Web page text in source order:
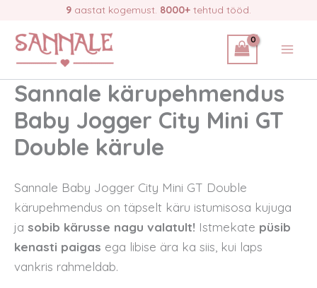
content
9 aastat kogemust. 8000+ tehtud tööd.
Sannale kärupehmendus
Baby Jogger City Mini GT
Double kärule
Sannale Baby Jogger City Mini GT Double
kärupehmendus on täpselt käru istumisosa kujuga
ja sobib kärusse nagu valatult! Istmekate püsib
kenasti paigas ega libise ära ka siis, kui laps
vankris rahmeldab.